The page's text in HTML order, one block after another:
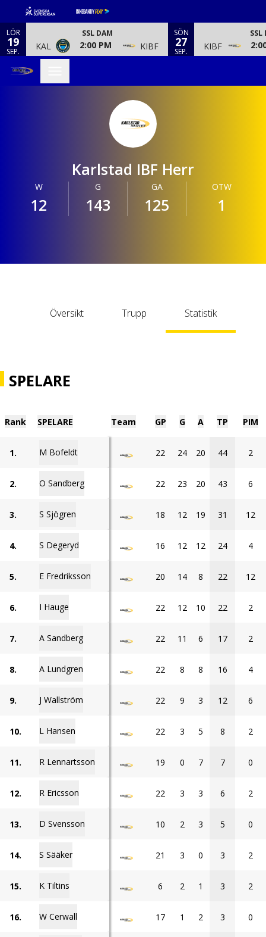
LÖR
19
SEP.
SSL DAM
KAL 2:00 PM KIBF
SÖN
27
SEP.
SSL
KIBF
Karlstad IBF Herr
W
12
G
143
GA
125
OTW
1
Översikt Trupp Statistik
SPELARE
Rank SPELARE Team GP G A TP PIM
1. M Bofeldt 22 24 20 44 2
2. O Sandberg 22 23 20 43 6
3. S Sjögren 18 12 19 31 12
4. S Degeryd 16 12 12 24 4
5. E Fredriksson 20 14 8 22 12
6. I Hauge 22 12 10 22 2
7. A Sandberg 22 11 6 17 2
8. A Lundgren 22 8 8 16 4
9. J Wallström 22 9 3 12 6
10. L Hansen 22 3 5 8 2
11. R Lennartsson 19 0 7 7 0
12. R Ericsson 22 3 3 6 2
13. D Svensson 10 2 3 5 0
14. S Sääker 21 3 0 3 2
15. K Tiltins 6 2 1 3 2
16. W Cerwall 17 1 2 3 0